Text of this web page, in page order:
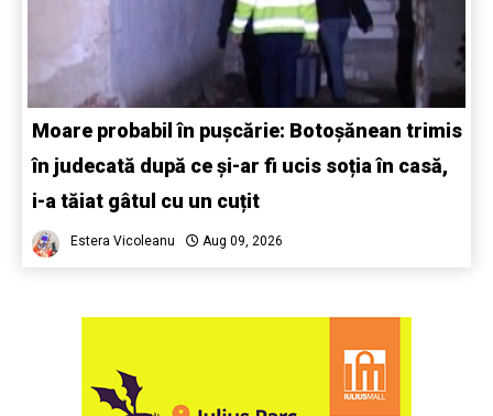
Moare probabil în pușcărie: Botoșănean trimis
în judecată după ce și-ar fi ucis soția în casă,
i-a tăiat gâtul cu un cuțit
Estera Vicoleanu Aug 09, 2026